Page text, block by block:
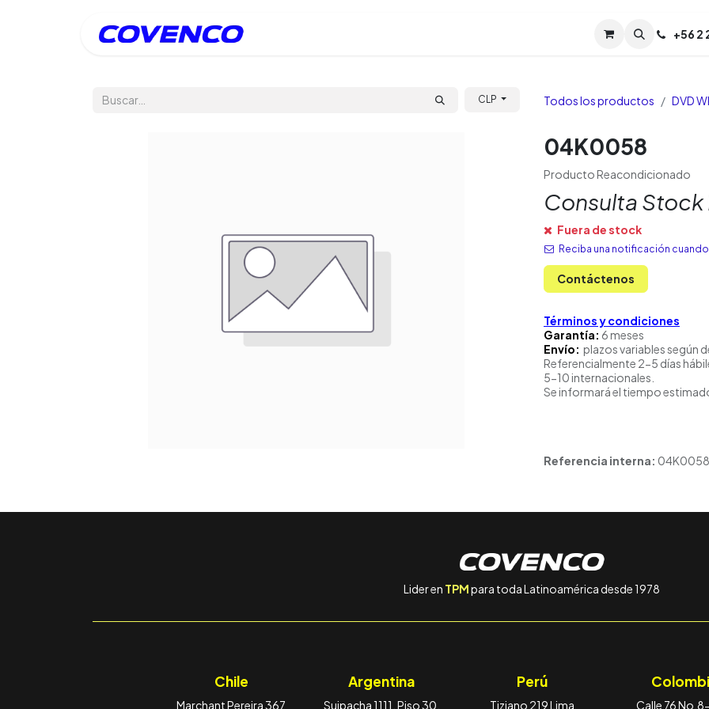
Soporte TPM (CL) +56 2
CLP Todos los productos DVD
04K0058
Producto Reacondicionado
Consulta
Fuera de stock
Reciba una notificación
Contáctenos
Términos y condiciones
Garantía: 6 meses
Envío: plazos variables según
Referencialmente 2-5 días
5-10 internacionales.
Se informará el tiempo
Referencia interna: 04K0058
Lider en TPMpara toda Latinoamérica desde 1978
Chile
Marchant Pereira 367
Argentina
Suipacha 1111, Piso 30,
Perú
Tiziano 219 Lima Calle 76